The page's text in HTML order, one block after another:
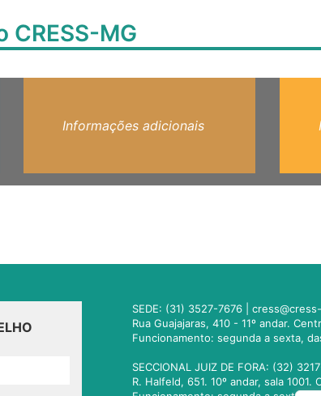
CRESS-MG
Informações adicionais
SEDE: (31) 3527-7676 |
Rua Guajajaras, 410 - 11º andar.
Funcionamento: segunda a sexta,
SECCIONAL JUIZ DE FORA: (32)
R. Halfeld, 651. 10º andar, sala